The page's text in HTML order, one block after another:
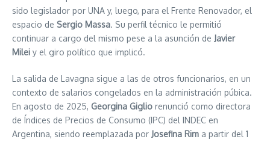
sido legislador por UNA y, luego, para el Frente Renovador, el
espacio de Sergio Massa. Su perfil técnico le permitió
continuar a cargo del mismo pese a la asunción de Javier
Milei y el giro político que implicó.
La salida de Lavagna sigue a las de otros funcionarios, en un
contexto de salarios congelados en la administración púbica.
En agosto de 2025, Georgina Giglio renunció como directora
de Índices de Precios de Consumo (IPC) del INDEC en
Argentina, siendo reemplazada por Josefina Rim a partir del 1